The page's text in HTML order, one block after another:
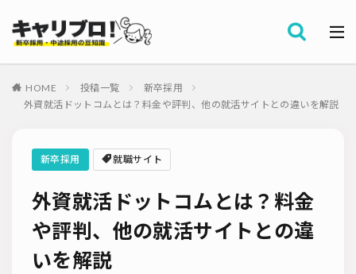
HOME 投稿一覧
新卒採用
外資就活ドットコムとは？料金や評判、他の就活サイトとの違いを解説
新卒採用 就職サイト
外資就活ドットコムとは？料金
や評判、他の就活サイトとの違
いを解説
カテゴリー
タグ
就職サイト
転職サイト
ダイレクトリクルーティング
採用ノウハウ
採用ツール
採用計画
母集団の形成確保
エンジニア採用
採用イベント・合説
面接・選考
内定辞退
労務・組織
メルマガ登録